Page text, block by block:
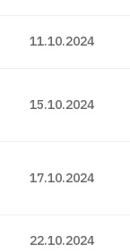
11.10.2024
15.10.2024
17.10.2024
22.10.2024